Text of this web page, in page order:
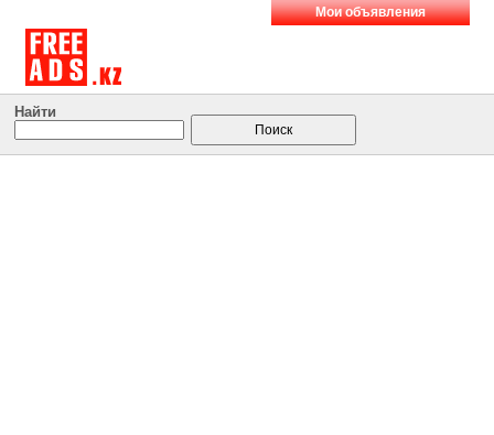
Мои объявления
Найти